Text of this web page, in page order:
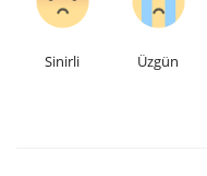
Sinirli Üzgün